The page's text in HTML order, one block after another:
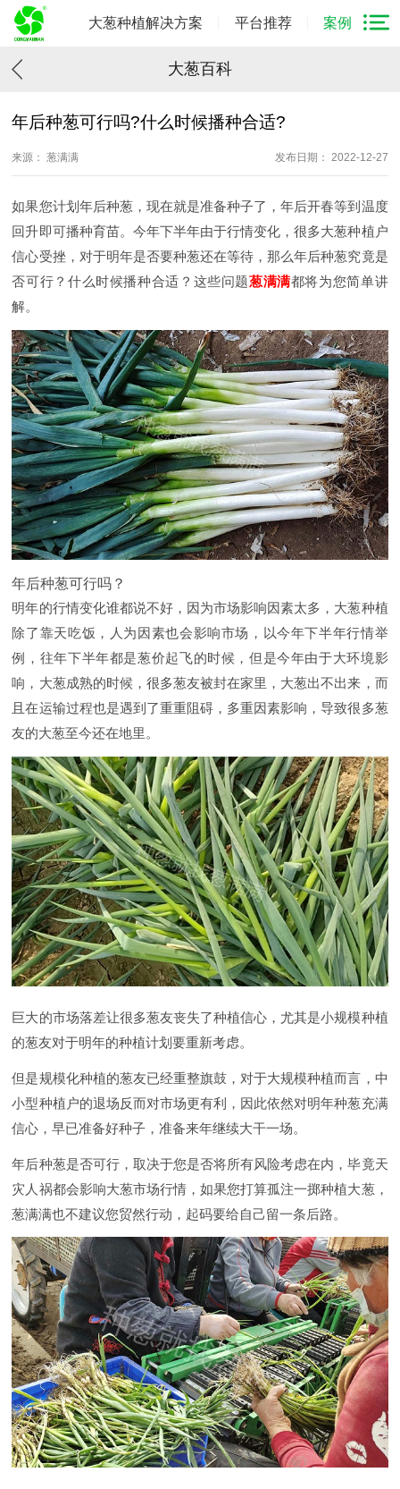
大葱种植解决方案 平台推荐 案例
大葱百科
年后种葱可行吗?什么时候播种合适?
来源： 葱满满 发布日期： 2022-12-27
如果您计划年后种葱，现在就是准备种子了，年后开春等到温度
回升即可播种育苗。今年下半年由于行情变化，很多大葱种植户
信心受挫，对于明年是否要种葱还在等待，那么年后种葱究竟是
否可行？什么时候播种合适？这些问题葱满满都将为您简单讲
解。
年后种葱可行吗？
明年的行情变化谁都说不好，因为市场影响因素太多，大葱种植
除了靠天吃饭，人为因素也会影响市场，以今年下半年行情举
例，往年下半年都是葱价起飞的时候，但是今年由于大环境影
响，大葱成熟的时候，很多葱友被封在家里，大葱出不出来，而
且在运输过程也是遇到了重重阻碍，多重因素影响，导致很多葱
友的大葱至今还在地里。
巨大的市场落差让很多葱友丧失了种植信心，尤其是小规模种植
的葱友对于明年的种植计划要重新考虑。
但是规模化种植的葱友已经重整旗鼓，对于大规模种植而言，中
小型种植户的退场反而对市场更有利，因此依然对明年种葱充满
信心，早已准备好种子，准备来年继续大干一场。
年后种葱是否可行，取决于您是否将所有风险考虑在内，毕竟天
灾人祸都会影响大葱市场行情，如果您打算孤注一掷种植大葱，
葱满满也不建议您贸然行动，起码要给自己留一条后路。